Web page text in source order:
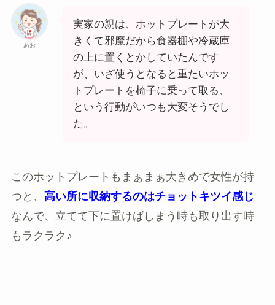
あお
実家の親は、ホットプレートが大
きくて邪魔だから食器棚や冷蔵庫
の上に置くとかしていたんです
が、いざ使うとなると重たいホッ
トプレートを椅子に乗って取る、
という行動がいつも大変そうでし
た。
このホットプレートもまぁまぁ大きめで女性が持
つと、 高い所に収納するのはチョットキツイ感じ
なんで、立てて下に置けばしまう時も取り出す時
もラクラク♪